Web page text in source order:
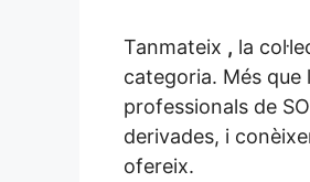
Tanmateix , la
categoria. Més
professionals de
derivades, i
ofereix.